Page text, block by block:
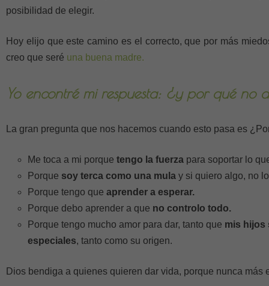
posibilidad de elegir.
Hoy elijo que este camino es el correcto, que por más
creo que seré una buena madre.
Yo encontré mi respuesta: ¿y por qué no
La gran pregunta que nos hacemos cuando esto pasa es
Me toca a mi porque tengo la fuerza para soportar lo
Porque soy terca como una mula y si quiero algo, no
Porque tengo que aprender a esperar.
Porque debo aprender a que no controlo todo.
Porque tengo mucho amor para dar, tanto que mis hijos
especiales, tanto como su origen.
Dios bendiga a quienes quieren dar vida, porque nunca más